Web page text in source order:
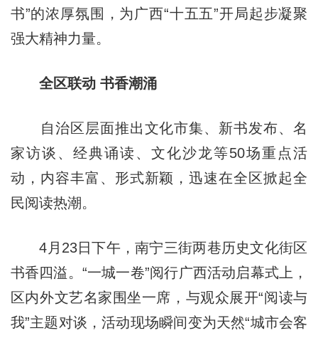
书”的浓厚氛围，为广西“十五五”开局起步凝聚
强大精神力量。
全区联动 书香潮涌
自治区层面推出文化市集、新书发布、名
家访谈、经典诵读、文化沙龙等50场重点活
动，内容丰富、形式新颖，迅速在全区掀起全
民阅读热潮。
4月23日下午，南宁三街两巷历史文化街区
书香四溢。“一城一卷”阅行广西活动启幕式上，
区内外文艺名家围坐一席，与观众展开“阅读与
我”主题对谈，活动现场瞬间变为天然“城市会客